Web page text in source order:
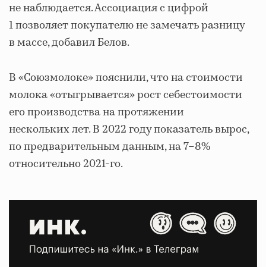
не наблюдается. Ассоциация с цифрой
1 позволяет покупателю не замечать разницу
в массе, добавил Белов.
В «Союзмолоке» пояснили, что на стоимости
молока «отыгрывается» рост себестоимости
его производства на протяжении
нескольких лет. В 2022 году показатель вырос,
по предварительным данным, на 7–8%
относительно 2021-го.